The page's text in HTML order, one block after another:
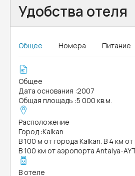
Удобства отеля
Общее Номера Питание
Общее
Дата основания :2007
Общая площадь :5 000 кв.м.
Расположение
Город :Kalkan
В 100 м от города Kalkan. В 4 км
В 100 км от аэропорта Antalya-
В отеле